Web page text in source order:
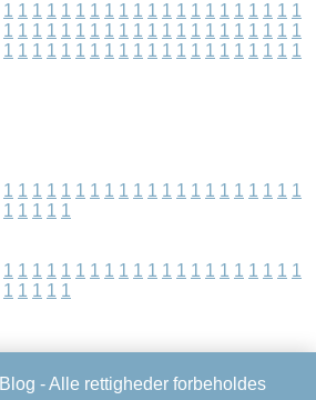
1 1 1 1 1 1 1 1 1 1 1 1 1 1 1 1 1 1 1 1 1
1 1 1 1 1 1 1 1 1 1 1 1 1 1 1 1 1 1 1 1 1
1 1 1 1 1 1 1 1 1 1 1 1 1 1 1 1 1 1 1 1 1
1 1 1 1 1 1 1 1 1 1 1 1 1 1 1 1 1 1 1 1 1
1 1 1 1 1
1 1 1 1 1 1 1 1 1 1 1 1 1 1 1 1 1 1 1 1 1
1 1 1 1 1
Blog - Alle rettigheder forbeholdes